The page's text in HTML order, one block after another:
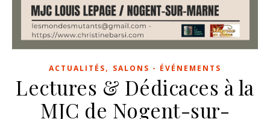
ACTUALITÉS, SALONS - ÉVÉNEMENTS
Lectures & Dédicaces à la
MJC de Nogent-sur-